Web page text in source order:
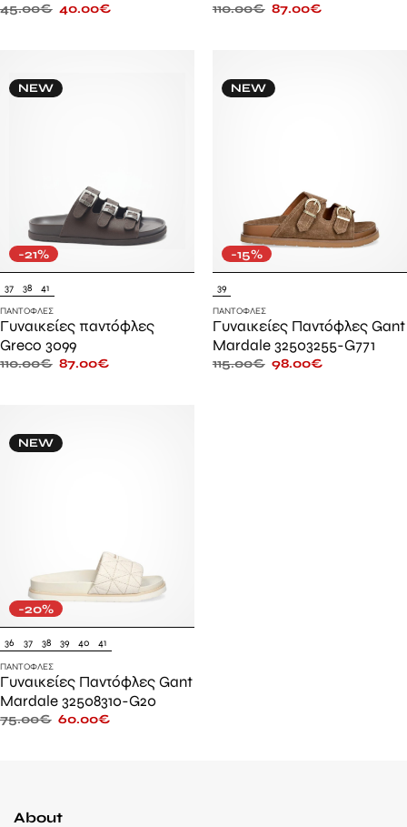
45.00€ 40.00€ 110.00€ 87.00€
NEW
-21%
37 38 41
ΠΑΝΤΌΦΛΕΣ
Γυναικείες παντόφλες
Greco 3099
110.00€ 87.00€
NEW
-15%
39
ΠΑΝΤΌΦΛΕΣ
Γυναικείες Παντόφλες Gant
Mardale 32503255-G771
115.00€ 98.00€
NEW
-20%
36 37 38 39 40 41
ΠΑΝΤΌΦΛΕΣ
Γυναικείες Παντόφλες Gant
Mardale 32508310-G20
75.00€ 60.00€
About